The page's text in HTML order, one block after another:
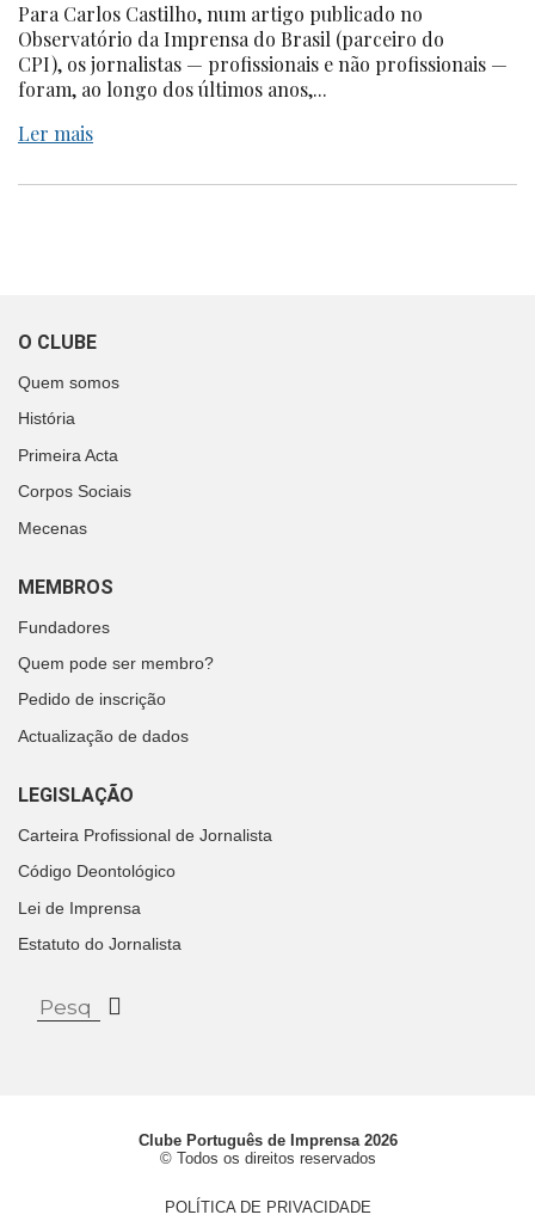
Para Carlos Castilho, num artigo publicado no
Observatório da Imprensa do Brasil (parceiro do
CPI), os jornalistas — profissionais e não profissionais —
foram, ao longo dos últimos anos,...
Ler mais
O CLUBE
Quem somos
História
Primeira Acta
Corpos Sociais
Mecenas
MEMBROS
Fundadores
Quem pode ser membro?
Pedido de inscrição
Actualização de dados
LEGISLAÇÃO
Carteira Profissional de Jornalista
Código Deontológico
Lei de Imprensa
Estatuto do Jornalista
Clube Português de Imprensa 2026
© Todos os direitos reservados
POLÍTICA DE PRIVACIDADE